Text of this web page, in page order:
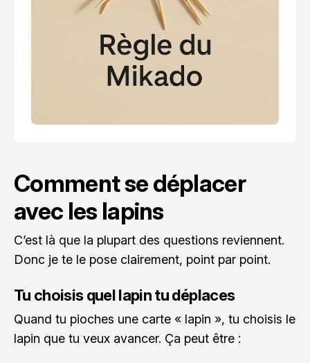
Comment se déplacer
avec les lapins
C’est là que la plupart des questions reviennent.
Donc je te le pose clairement, point par point.
Tu choisis quel lapin tu déplaces
Quand tu pioches une carte « lapin », tu choisis le
lapin que tu veux avancer. Ça peut être :